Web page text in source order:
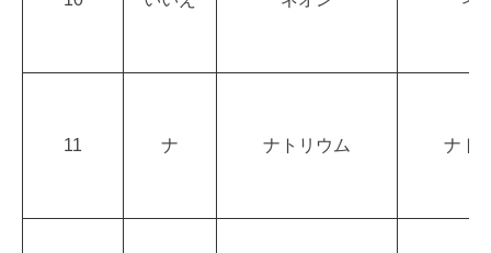
11 ナ ナトリウム ナト